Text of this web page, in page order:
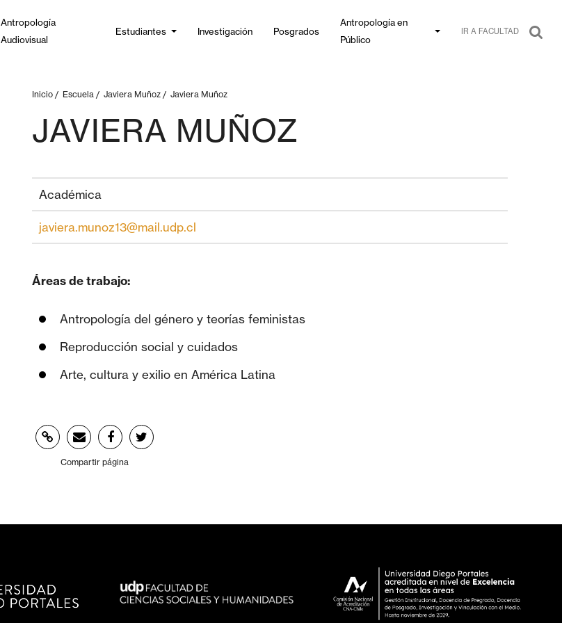
Antropología
Audiovisual
Estudiantes Investigación Posgrados
Antropología en
Público
IR A FACULTAD
Inicio / Escuela / Javiera Muñoz / Javiera Muñoz
JAVIERA MUÑOZ
Académica
javiera.munoz13@mail.udp.cl
Áreas de trabajo:
Antropología del género y teorías feministas
Reproducción social y cuidados
Arte, cultura y exilio en América Latina
Compartir página